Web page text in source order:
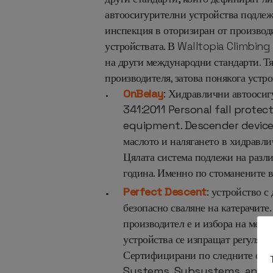
автоосигурителни устройства
инспекция в оторизиран от
устройствата.В Walltopia Climbing
на други международни стандарти.
производителя, затова понякога
OnBelay: Хидравлични
341:2011 Personal fall
equipment. Descender
маслото и налягането в
Цялата система подлежи на
година. Именно по стоманените
Perfect Descent: устройство
безопасно сваляне на
производител е и избора на
устройства се изпращат
Сертифицирани по следните